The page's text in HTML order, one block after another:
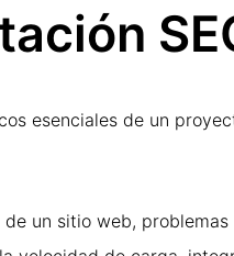
esenciales de un
un sitio web, problemas